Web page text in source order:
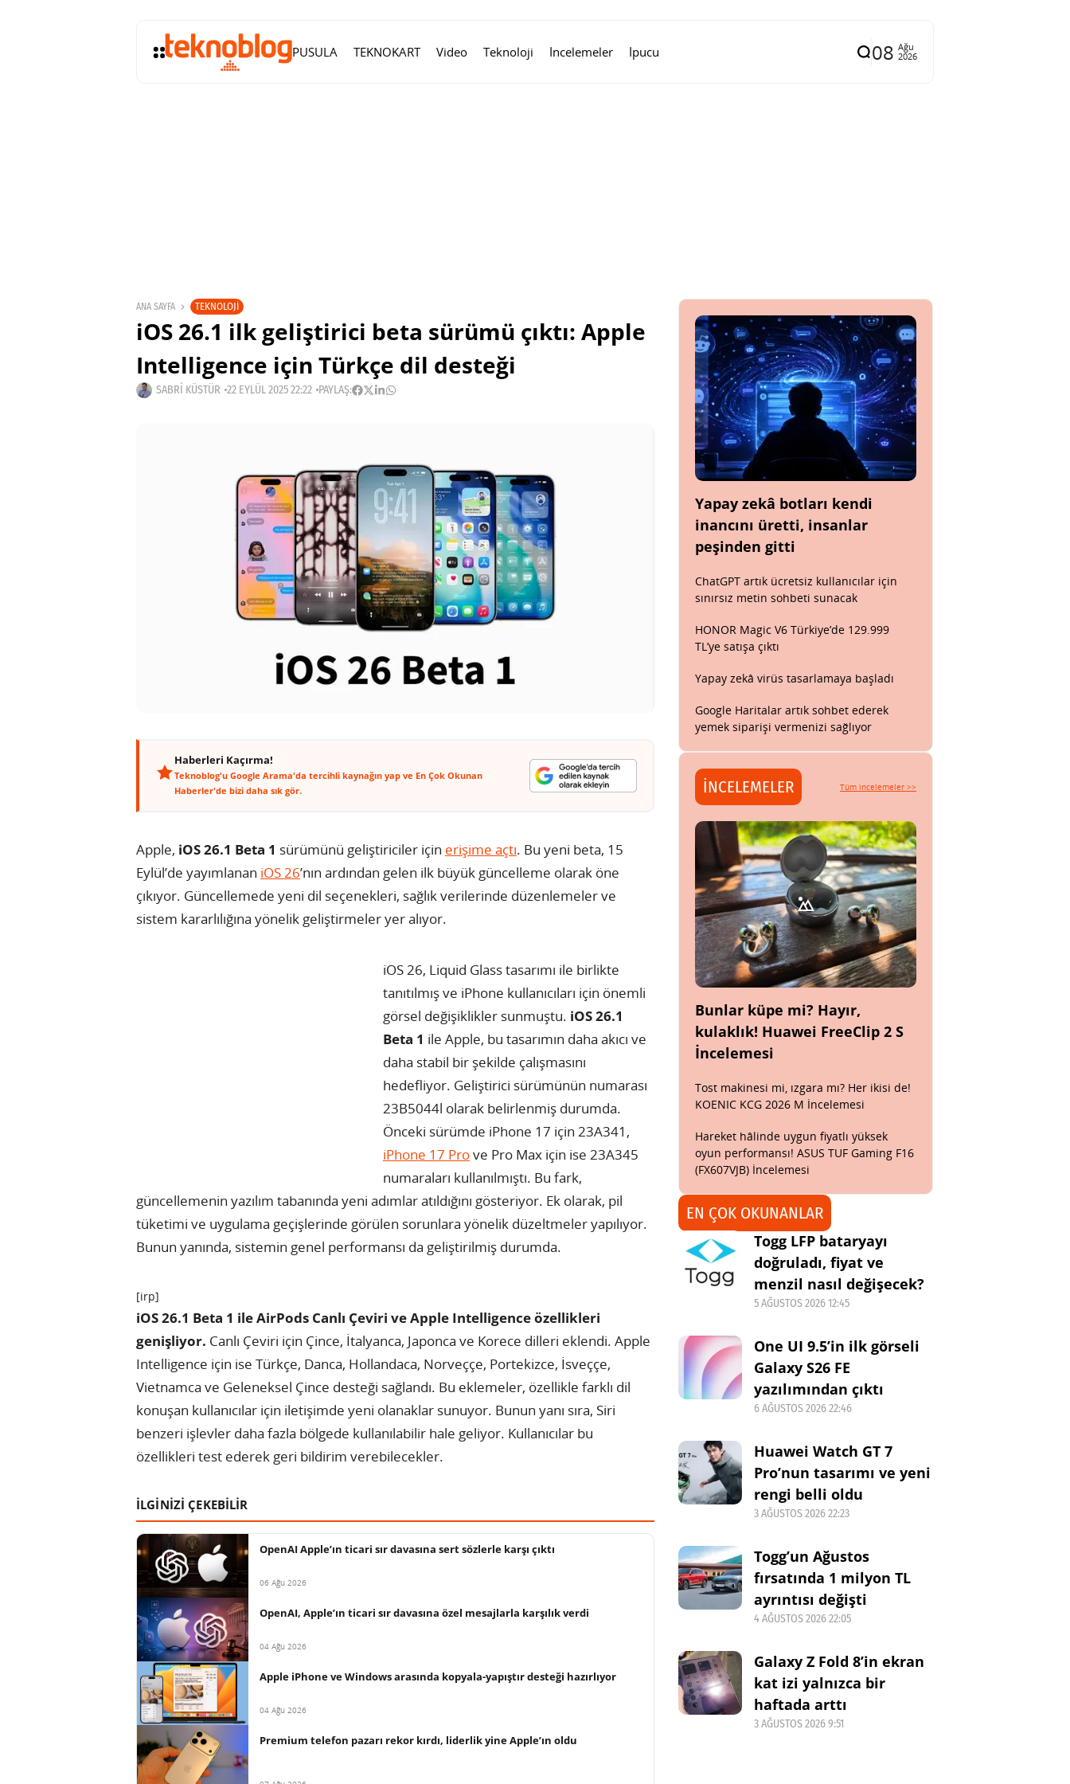
PUSULA TEKNOKART Video Teknoloji İncelemeler İpucu 08 Ağu
2026
ANA SAYFA TEKNOLOJI
iOS 26.1 ilk geliştirici beta sürümü çıktı: Apple
Intelligence için Türkçe dil desteği
SABRI KÜSTÜR 22 EYLÜL 2025 22:22 PAYLAŞ:
Haberleri Kaçırma!
Teknoblog'u Google Arama'da tercihli kaynağın yap ve En Çok Okunan
Haberler'de bizi daha sık gör.
Apple, iOS 26.1 Beta 1 sürümünü geliştiriciler için erişime açtı. Bu yeni beta, 15
Eylül’de yayımlanan iOS 26’nın ardından gelen ilk büyük güncelleme olarak öne
çıkıyor. Güncellemede yeni dil seçenekleri, sağlık verilerinde düzenlemeler ve
sistem kararlılığına yönelik geliştirmeler yer alıyor.
iOS 26, Liquid Glass tasarımı ile birlikte
tanıtılmış ve iPhone kullanıcıları için önemli
görsel değişiklikler sunmuştu. iOS 26.1
Beta 1 ile Apple, bu tasarımın daha akıcı ve
daha stabil bir şekilde çalışmasını
hedefliyor. Geliştirici sürümünün numarası
23B5044l olarak belirlenmiş durumda.
Önceki sürümde iPhone 17 için 23A341,
iPhone 17 Prove Pro Max için ise 23A345
numaraları kullanılmıştı. Bu fark,
güncellemenin yazılım tabanında yeni adımlar atıldığını gösteriyor. Ek olarak, pil
tüketimi ve uygulama geçişlerinde görülen sorunlara yönelik düzeltmeler yapılıyor.
Bunun yanında, sistemin genel performansı da geliştirilmiş durumda.
[irp]
iOS 26.1 Beta 1 ile AirPods Canlı Çeviri ve Apple Intelligence özellikleri
genişliyor. Canlı Çeviri için Çince, İtalyanca, Japonca ve Korece dilleri eklendi. Apple
Intelligence için ise Türkçe, Danca, Hollandaca, Norveççe, Portekizce, İsveççe,
Vietnamca ve Geleneksel Çince desteği sağlandı. Bu eklemeler, özellikle farklı dil
konuşan kullanıcılar için iletişimde yeni olanaklar sunuyor. Bunun yanı sıra, Siri
benzeri işlevler daha fazla bölgede kullanılabilir hale geliyor. Kullanıcılar bu
özellikleri test ederek geri bildirim verebilecekler.
İLGİNİZİ ÇEKEBİLİR
OpenAI Apple’ın ticari sır davasına sert sözlerle karşı çıktı
06 Ağu 2026
OpenAI, Apple’ın ticari sır davasına özel mesajlarla karşılık verdi
04 Ağu 2026
Apple iPhone ve Windows arasında kopyala-yapıştır desteği hazırlıyor
04 Ağu 2026
Premium telefon pazarı rekor kırdı, liderlik yine Apple’ın oldu
Yapay zekâ botları kendi
inancını üretti, insanlar
peşinden gitti
ChatGPT artık ücretsiz kullanıcılar için
sınırsız metin sohbeti sunacak
HONOR Magic V6 Türkiye’de 129.999
TL’ye satışa çıktı
Yapay zekâ virüs tasarlamaya başladı
Google Haritalar artık sohbet ederek
yemek siparişi vermenizi sağlıyor
İNCELEMELER Tüm incelemeler >>
Bunlar küpe mi? Hayır,
kulaklık! Huawei FreeClip 2 S
İncelemesi
Tost makinesi mi, ızgara mı? Her ikisi de!
KOENIC KCG 2026 M İncelemesi
Hareket hâlinde uygun fiyatlı yüksek
oyun performansı! ASUS TUF Gaming F16
(FX607VJB) İncelemesi
EN ÇOK OKUNANLAR
Togg LFP bataryayı
doğruladı, fiyat ve
menzil nasıl değişecek?
5 AĞUSTOS 2026 12:45
One UI 9.5’in ilk görseli
Galaxy S26 FE
yazılımından çıktı
6 AĞUSTOS 2026 22:46
Huawei Watch GT 7
Pro’nun tasarımı ve yeni
rengi belli oldu
3 AĞUSTOS 2026 22:23
Togg’un Ağustos
fırsatında 1 milyon TL
ayrıntısı değişti
4 AĞUSTOS 2026 22:05
Galaxy Z Fold 8’in ekran
kat izi yalnızca bir
haftada arttı
3 AĞUSTOS 2026 9:51